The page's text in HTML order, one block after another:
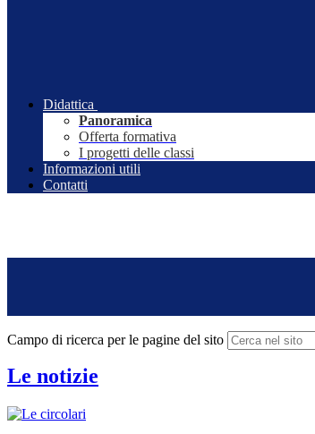
Didattica
Panoramica
Offerta formativa
I progetti delle classi
Informazioni utili
Contatti
Campo di ricerca per le pagine del sito
Le notizie